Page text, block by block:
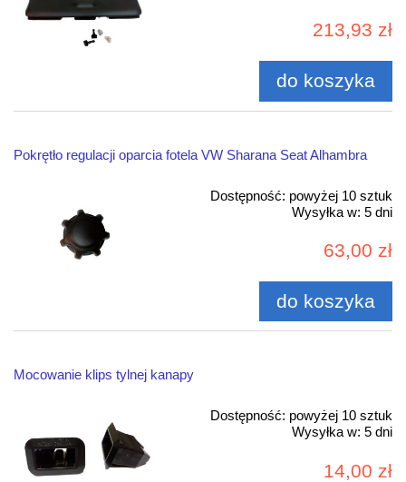
213,93 zł
do koszyka
Pokrętło regulacji oparcia fotela VW Sharana Seat Alhambra
Dostępność: powyżej 10 sztuk
Wysyłka w: 5 dni
63,00 zł
do koszyka
Mocowanie klips tylnej kanapy
Dostępność: powyżej 10 sztuk
Wysyłka w: 5 dni
14,00 zł